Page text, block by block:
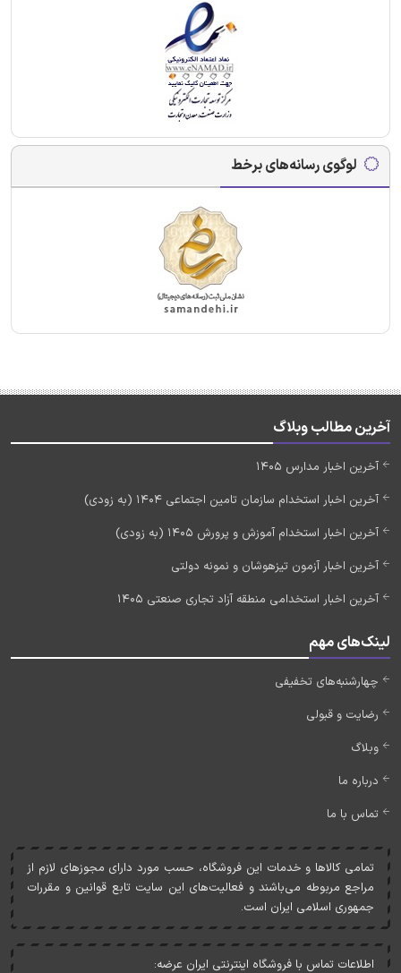
لوگوی رسانه‌های برخط
آخرین مطالب وبلاگ
آخرین اخبار مدارس 1405
آخرین اخبار استخدام سازمان تامین اجتماعی 1404 (به زودی)
آخرین اخبار استخدام آموزش و پرورش 1405 (به زودی)
آخرین اخبار آزمون تیزهوشان و نمونه دولتی
آخرین اخبار استخدامی منطقه آزاد تجاری صنعتی 1405
لینک‌های مهم
چهارشنبه‌های تخفیفی
رضایت و قبولی
وبلاگ
درباره ما
تماس با ما
تمامی کالاها و خدمات اين فروشگاه، حسب مورد دارای مجوزهای لازم از
مراجع مربوطه می‌باشند و فعاليت‌های اين سايت تابع قوانين و مقررات
جمهوری اسلامی ايران است.
اطلاعات تماس با فروشگاه اینترنتی ایران عرضه: